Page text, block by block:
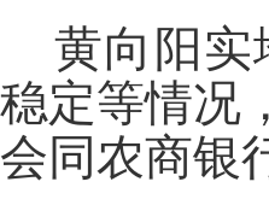
黄向阳实
稳定等情况
会同农商银